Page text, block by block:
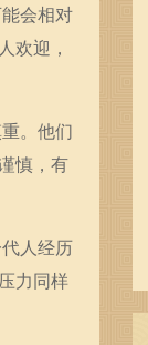
会相对
欢迎，
。他们
慎，有
人经历
力同样